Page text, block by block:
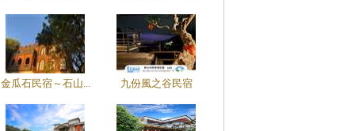
金瓜石民宿～石山... 九份風之谷民宿